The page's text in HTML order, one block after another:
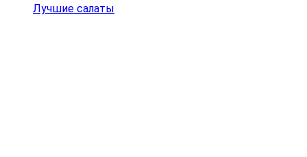
Лучшие салаты